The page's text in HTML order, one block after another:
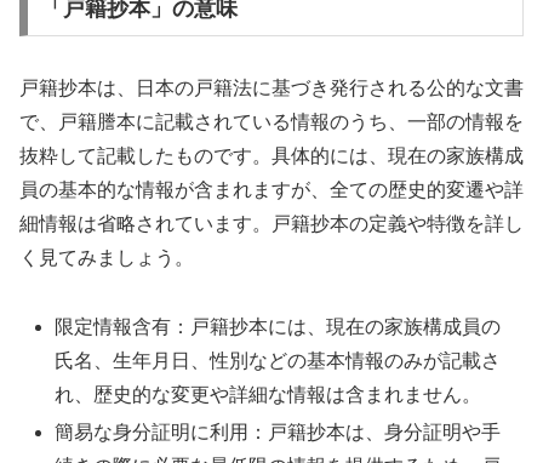
「戸籍抄本」の意味
戸籍抄本は、日本の戸籍法に基づき発行される公的な文書
で、戸籍謄本に記載されている情報のうち、一部の情報を
抜粋して記載したものです。具体的には、現在の家族構成
員の基本的な情報が含まれますが、全ての歴史的変遷や詳
細情報は省略されています。戸籍抄本の定義や特徴を詳し
く見てみましょう。
限定情報含有：戸籍抄本には、現在の家族構成員の
氏名、生年月日、性別などの基本情報のみが記載さ
れ、歴史的な変更や詳細な情報は含まれません。
簡易な身分証明に利用：戸籍抄本は、身分証明や手